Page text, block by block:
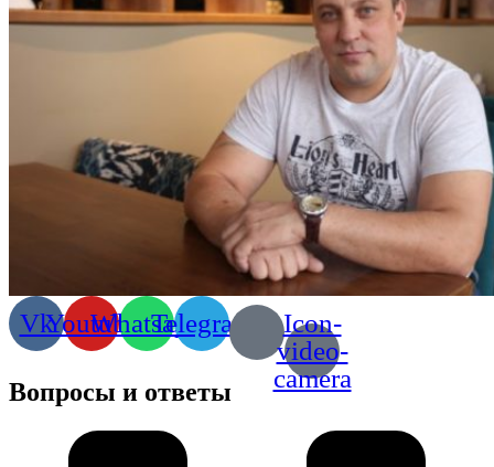
VkYoutubeWhatsapp
Telegram
Icon-
video-
camera
Вопросы и ответы